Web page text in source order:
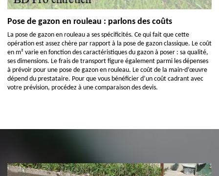
Pose de gazon en rouleau : parlons des coûts
La pose de gazon en rouleau a ses spécificités. Ce qui fait que cette
opération est assez chère par rapport à la pose de gazon classique. Le coût
en m² varie en fonction des caractéristiques du gazon à poser : sa qualité,
ses dimensions. Le frais de transport figure également parmi les dépenses
à prévoir pour une pose de gazon en rouleau. Le coût de la main-d’œuvre
dépend du prestataire. Pour que vous bénéficier d’un coût cadrant avec
votre prévision, procédez à une comparaison des devis.